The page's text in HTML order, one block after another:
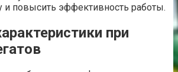
и повысить эффективность работы.
при